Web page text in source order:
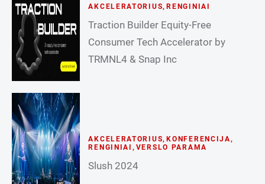
AKCELERATORIUS, RENGINIAI
Traction Builder Equity-Free
Consumer Tech Accelerator by
TRMNL4 & Snap Inc
AKCELERATORIUS, KONFERENCIJA,
RENGINIAI , VERSLO PARAMA
Slush 2024